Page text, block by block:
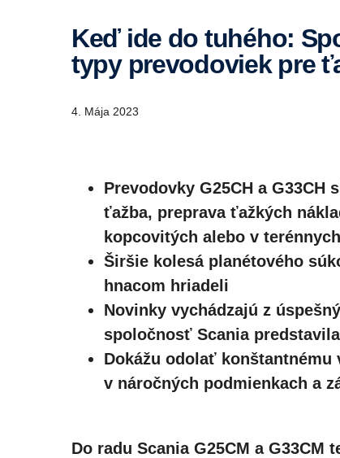
Keď ide do tuhého: Spoločnosť Scania predstavuje nové
typy prevodoviek pre
4. Mája 2023
Prevodovky G25CH a
ťažba, preprava ťažkých
kopcovitých alebo v
Širšie kolesá planétového
hnacom hriadeli
Novinky vychádzajú z
spoločnosť Scania
Dokážu odolať
v náročných podmienkach a
Do radu Scania G25CM a